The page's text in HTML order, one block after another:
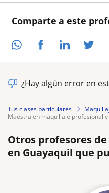
Comparte a este
¿Hay algún error en
Tus clases particulares
maestra en maquillaje profesional
Otros profesores
en Guayaquil que